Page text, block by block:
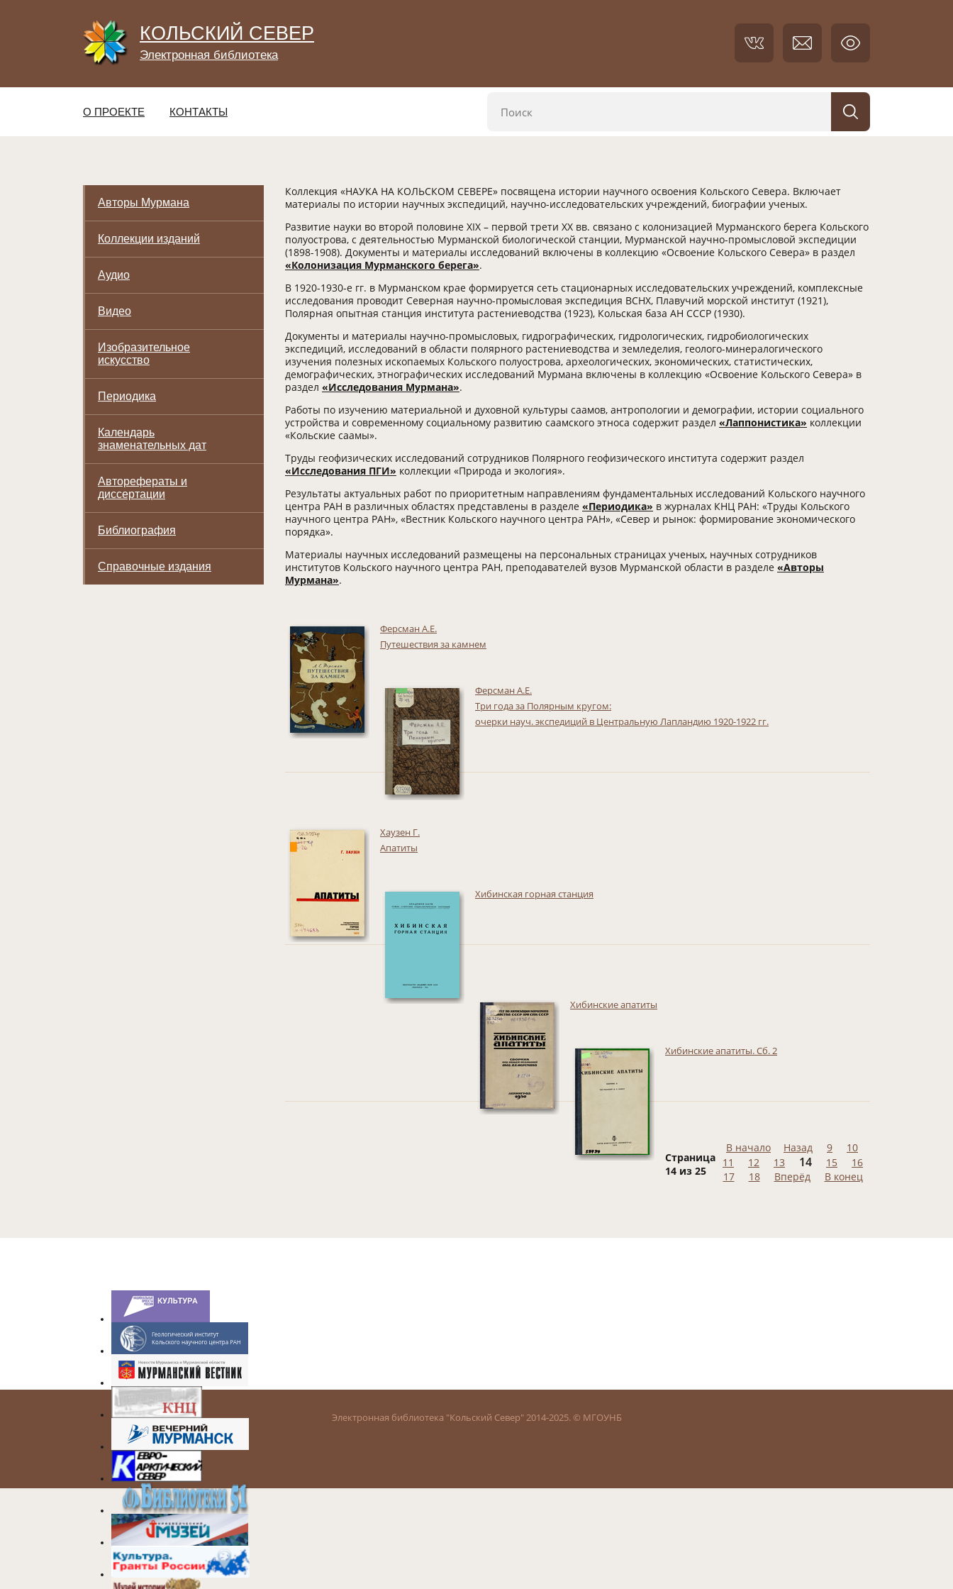
КОЛЬСКИЙ СЕВЕР
Электронная библиотека
О ПРОЕКТЕ КОНТАКТЫ
Авторы Мурмана
Коллекции изданий
Аудио
Видео
Изобразительное
искусство
Периодика
Календарь
знаменательных дат
Авторефераты и
диссертации
Библиография
Справочные издания
Коллекция «НАУКА НА КОЛЬСКОМ СЕВЕРЕ» посвящена истории научного освоения Кольского Севера. Включает
материалы по истории научных экспедиций, научно-исследовательских учреждений, биографии ученых.
Развитие науки во второй половине ХIХ – первой трети ХХ вв. связано с колонизацией Мурманского берега Кольского
полуострова, с деятельностью Мурманской биологической станции, Мурманской научно-промысловой экспедиции
(1898-1908). Документы и материалы исследований включены в коллекцию «Освоение Кольского Севера» в раздел
«Колонизация Мурманского берега».
В 1920-1930-е гг. в Мурманском крае формируется сеть стационарных исследовательских учреждений, комплексные
исследования проводит Северная научно-промысловая экспедиция ВСНХ, Плавучий морской институт (1921),
Полярная опытная станция института растениеводства (1923), Кольская база АН СССР (1930).
Документы и материалы научно-промысловых, гидрографических, гидрологических, гидробиологических
экспедиций, исследований в области полярного растениеводства и земледелия, геолого-минералогического
изучения полезных ископаемых Кольского полуострова, археологических, экономических, статистических,
демографических, этнографических исследований Мурмана включены в коллекцию «Освоение Кольского Севера» в
раздел «Исследования Мурмана».
Работы по изучению материальной и духовной культуры саамов, антропологии и демографии, истории социального
устройства и современному социальному развитию саамского этноса содержит раздел «Лаппонистика» коллекции
«Кольские саамы».
Труды геофизических исследований сотрудников Полярного геофизического института содержит раздел
«Исследования ПГИ» коллекции «Природа и экология».
Результаты актуальных работ по приоритетным направлениям фундаментальных исследований Кольского научного
центра РАН в различных областях представлены в разделе «Периодика» в журналах КНЦ РАН: «Труды Кольского
научного центра РАН», «Вестник Кольского научного центра РАН», «Север и рынок: формирование экономического
порядка».
Материалы научных исследований размещены на персональных страницах ученых, научных сотрудников
институтов Кольского научного центра РАН, преподавателей вузов Мурманской области в разделе «Авторы
Мурмана».
Ферсман А.Е.
Путешествия за камнем
Ферсман А.Е.
Три года за Полярным кругом:
очерки науч. экспедиций в Центральную Лапландию 1920-1922 гг.
Хаузен Г.
Апатиты
Хибинская горная станция
Хибинские апатиты
Хибинские апатиты. Сб. 2
Страница
14 из 25
В начало Назад 9
10
11
12 13 14 15
16
17
18 Вперёд В конец
Электронная библиотека "Кольский Север" 2014-2025. © МГОУНБ